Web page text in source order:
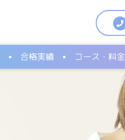
合格実績 コース・料金